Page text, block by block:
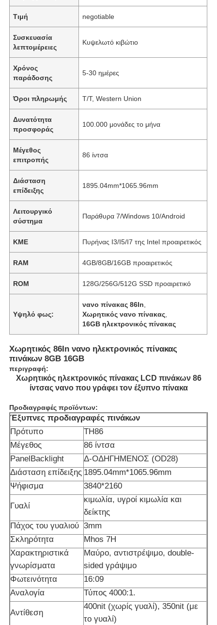
Αρχική Σελίδα
Προϊόντα
Τιμή negotiable
Συσκευασία
λεπτομέρειες
Κυψελωτό κιβώτιο
Χρόνος
παράδοσης
5-30 ημέρες
Όροι πληρωμής T/T, Western Union
Δυνατότητα
προσφοράς
100.000 μονάδες το μήνα
Μέγεθος
επιτροπής
86 ίντσα
Διάσταση
επίδειξης
1895.04mm*1065.96mm
Λειτουργικό
σύστημα
Παράθυρα 7/Windows 10/Android
ΚΜΕ Πυρήνας I3/I5/I7 της Intel προαιρετικός
RAM 4GB/8GB/16GB προαιρετικός
ROM 128G/256G/512G SSD προαιρετικό
Υψηλό φως:
νανο πίνακας 86In
Χωρητικός νανο πίνακας
16GB ηλεκτρονικός πίνακας
Χωρητικός 86In νανο ηλεκτρονικός πίνακας
πινάκων 8GB 16GB
περιγραφή:
Χωρητικός ηλεκτρονικός πίνακας LCD πινάκων 86
ίντσας νανο που γράφει τον έξυπνο πίνακα
Προδιαγραφές προϊόντων:
Έξυπνες προδιαγραφές πινάκων
Πρότυπο
TH86
Μέγεθος
86 ίντσα
PanelBacklight
Δ-ΟΔΗΓΗΜΕΝΟΣ (OD28)
Διάσταση επίδειξης 1895.04mm*1065.96mm
Ψήφισμα
3840*2160
Γυαλί
κιμωλία, υγροί κιμωλία και
δείκτης
Πάχος του γυαλιού 3mm
Σκληρότητα
Mhos 7H
Χαρακτηριστικά
γνωρίσματα
Μαύρο, αντιστρέψιμο, double-
sided γράψιμο
Φωτεινότητα
16:09
Αναλογία
Τύπος 4000:1.
Αντίθεση
400nit (χωρίς γυαλί), 350nit (με
το γυαλί)